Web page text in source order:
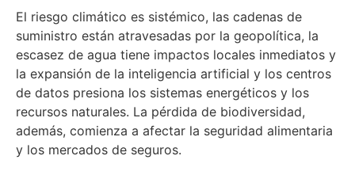
El riesgo climático es sistémico, las cadenas de
suministro están atravesadas por la geopolítica, la
escasez de agua tiene impactos locales inmediatos y
la expansión de la inteligencia artificial y los centros
de datos presiona los sistemas energéticos y los
recursos naturales. La pérdida de biodiversidad,
además, comienza a afectar la seguridad alimentaria
y los mercados de seguros.